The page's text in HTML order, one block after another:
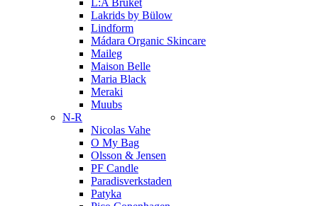
L:A Bruket
Lakrids by Bülow
Lindform
Mádara Organic Skincare
Maileg
Maison Belle
Maria Black
Meraki
Muubs
N-R
Nicolas Vahe
O My Bag
Olsson & Jensen
PF Candle
Paradisverkstaden
Patyka